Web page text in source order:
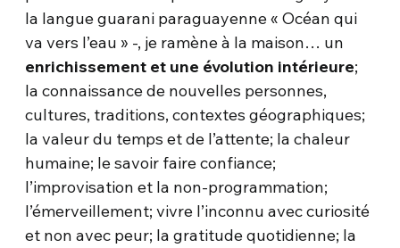
la langue guarani paraguayenne « Océan qui
va vers l’eau » -, je ramène à la maison… un
enrichissement et une évolution intérieure;
la connaissance de nouvelles personnes,
cultures, traditions, contextes géographiques;
la valeur du temps et de l’attente; la chaleur
humaine; le savoir faire confiance;
l’improvisation et la non-programmation;
l’émerveillement; vivre l’inconnu avec curiosité
et non avec peur; la gratitude quotidienne; la